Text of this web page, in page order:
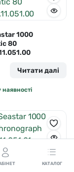
1000
80
Читати далі
1000 Quartz
КАТАЛОГ